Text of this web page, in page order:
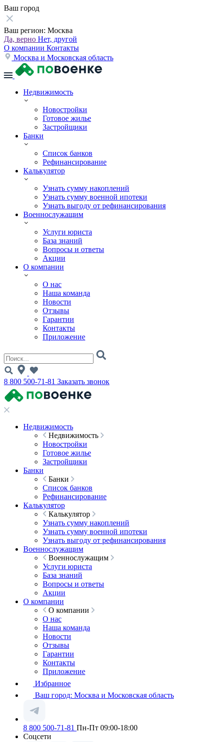
Ваш город
Ваш регион: Москва
Да, верно Нет, другой
О компании Контакты
Москва и Московская область
Недвижимость
Новостройки
Готовое жилье
Застройщики
Банки
Список банков
Рефинансирование
Калькулятор
Узнать сумму накоплений
Узнать сумму военной ипотеки
Узнать выгоду от рефинансирования
Военнослужащим
Услуги юриста
База знаний
Вопросы и ответы
Акции
О компании
О нас
Наша команда
Новости
Отзывы
Гарантии
Контакты
Приложение
8 800 500-71-81 Заказать звонок
Недвижимость
Недвижимость
Новостройки
Готовое жилье
Застройщики
Банки
Банки
Список банков
Рефинансирование
Калькулятор
Калькулятор
Узнать сумму накоплений
Узнать сумму военной ипотеки
Узнать выгоду от рефинансирования
Военнослужащим
Военнослужащим
Услуги юриста
База знаний
Вопросы и ответы
Акции
О компании
О компании
О нас
Наша команда
Новости
Отзывы
Гарантии
Контакты
Приложение
Избранное
Ваш город: Москва и Московская область
8 800 500-71-81 Пн-Пт 09:00-18:00
Соцсети